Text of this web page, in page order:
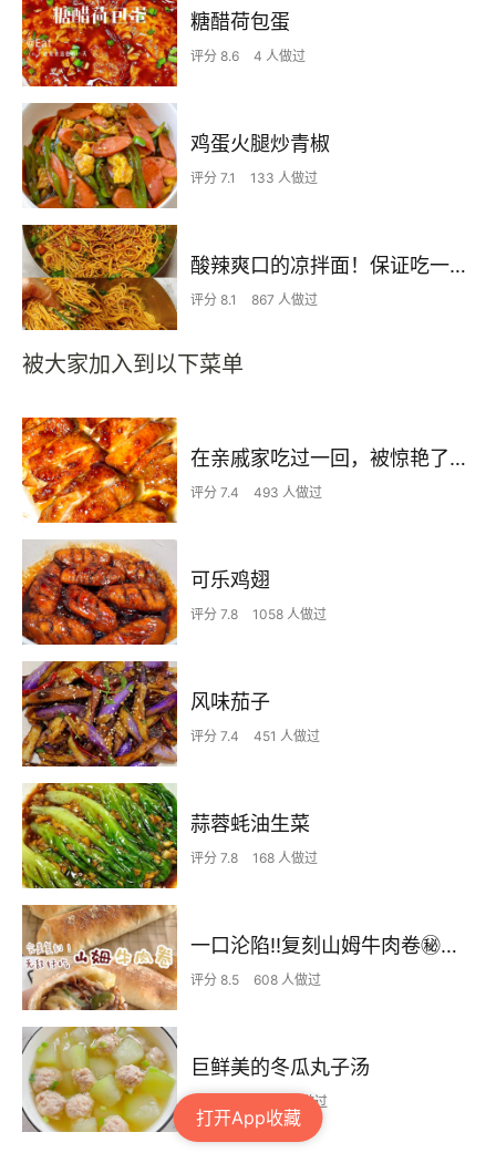
打开App收藏
糖醋荷包蛋
评分 8.6 4 人做过
鸡蛋火腿炒青椒
评分 7.1 133 人做过
酸辣爽口的凉拌面！保证吃一次就上瘾
评分 8.1 867 人做过
被大家加入到以下菜单
在亲戚家吃过一回，被惊艳了…
评分 7.4 493 人做过
可乐鸡翅
评分 7.8 1058 人做过
风味茄子
评分 7.4 451 人做过
蒜蓉蚝油生菜
评分 7.8 168 人做过
一口沦陷‼️复刻山姆牛肉卷㊙️皮薄馅足爆好吃
评分 8.5 608 人做过
巨鲜美的冬瓜丸子汤
1768 人做过